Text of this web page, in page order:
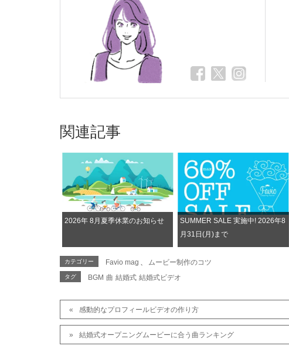
関連記事
2026年 8月夏季休業のお知らせ
SUMMER SALE 実施中! 2026年8
月31日(月)まで
カテゴリー Favio mag ムービー制作のコツ
タグ BGM 曲 結婚式 結婚式ビデオ
感動的なプロフィールビデオの作り方
結婚式オープニングムービーに合う曲ランキング